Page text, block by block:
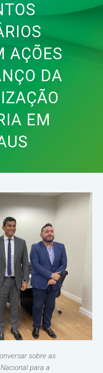
AÇÕES
DA
EM
sobre as
para a